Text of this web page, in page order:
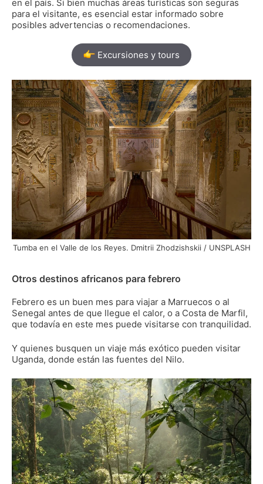
en el país. Si bien muchas áreas turísticas son seguras
para el visitante, es esencial estar informado sobre
posibles advertencias o recomendaciones.
Excursiones y tours
Tumba en el Valle de los Reyes. Dmitrii Zhodzishskii / UNSPLASH
Otros destinos africanos para febrero
Febrero es un buen mes para viajar a Marruecos o al
Senegal antes de que llegue el calor, o a Costa de Marfil,
que todavía en este mes puede visitarse con tranquilidad.
Y quienes busquen un viaje más exótico pueden visitar
Uganda, donde están las fuentes del Nilo.